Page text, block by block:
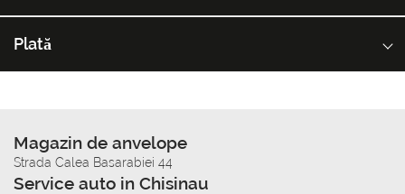
Plată
Magazin de anvelope
Strada Calea Basarabiei 44
Service auto in Chisinau